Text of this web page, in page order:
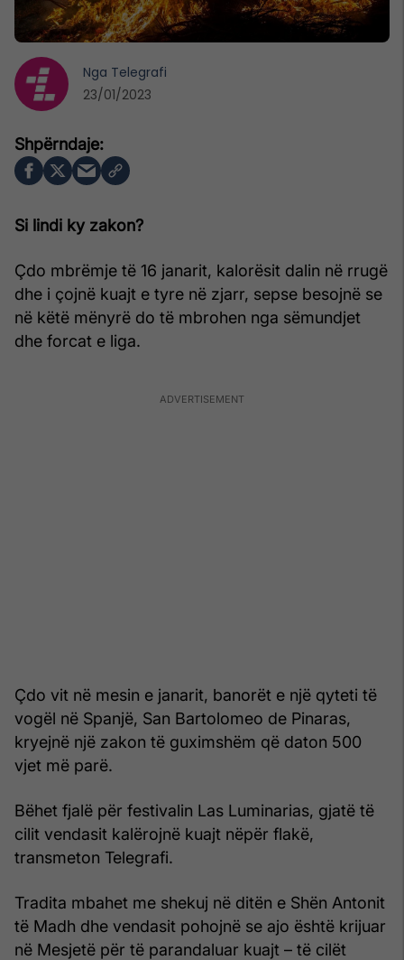
Si lindi ky zakon?
Çdo mbrëmje të 16 janarit, kalorësit dalin në rrugë
dhe i çojnë kuajt e tyre në zjarr, sepse besojnë se
në këtë mënyrë do të mbrohen nga sëmundjet
dhe forcat e liga.
Çdo vit në mesin e janarit, banorët e një qyteti të
vogël në Spanjë, San Bartolomeo de Pinaras,
kryejnë një zakon të guximshëm që daton 500
vjet më parë.
Bëhet fjalë për festivalin Las Luminarias, gjatë të
cilit vendasit kalërojnë kuajt nëpër flakë,
transmeton Telegrafi.
Tradita mbahet me shekuj në ditën e Shën Antonit
të Madh dhe vendasit pohojnë se ajo është krijuar
në Mesjetë për të parandaluar kuajt – të cilët
Nga Telegrafi
23/01/2023